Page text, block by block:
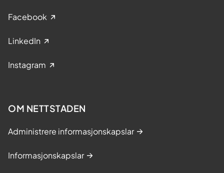
Facebook
LinkedIn
Instagram
OM NETTSTADEN
Administrere informasjonskapslar
Informasjonskapslar